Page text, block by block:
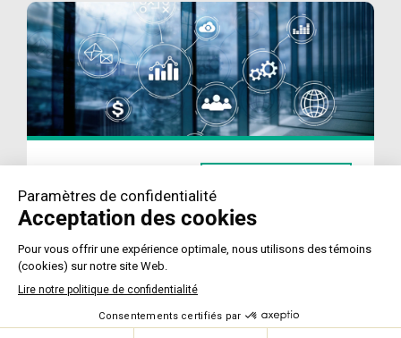
grandes tendances
2026 pour optimiser
la performance de
vos bâtiments
intelligents. Lire ici….
INTELLIGENCE
ARTIFICIELLE :
MISE À JOUR
2025 POUR DES
BÂTIMENTS
INTELLIGENTS
Découvrez comment